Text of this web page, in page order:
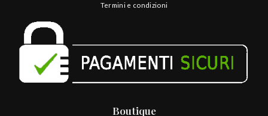
Termini e condizioni
Boutique